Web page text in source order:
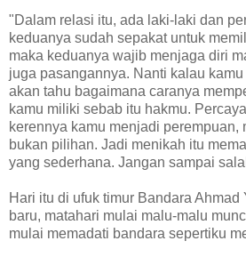
"Dalam relasi itu, ada laki-laki dan
keduanya sudah sepakat untuk
maka keduanya wajib menjaga diri
juga pasangannya. Nanti kalau
akan tahu bagaimana caranya
kamu miliki sebab itu hakmu.
kerennya kamu menjadi perempuan,
bukan pilihan. Jadi menikah itu
yang sederhana. Jangan sampai
Hari itu di ufuk timur Bandara Ahmad
baru, matahari mulai malu-malu
mulai memadati bandara sepertiku